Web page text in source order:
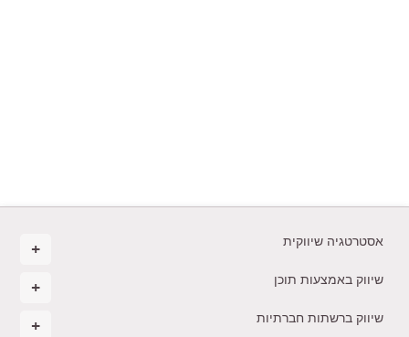
אסטרטגיה שיווקית
שיווק באמצעות תוכן
שיווק ברשתות חברתיות